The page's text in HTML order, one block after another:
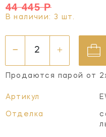
44 445 Р
В наличии: 3 шт.
Продаются парой от
Артикул
Отделка